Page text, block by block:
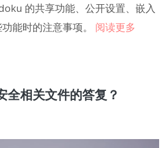
的共享功能、公开设置、嵌入
能时的注意事项。 阅读更多
全相关文件的答复？